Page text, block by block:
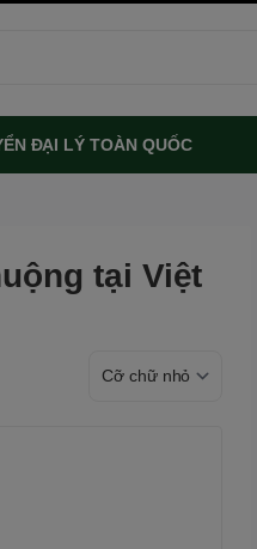
ĐẠI LÝ TOÀN QUỐC
tại Việt